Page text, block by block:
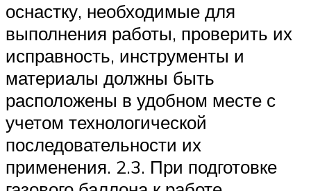
оснастку, необходимые для
выполнения работы, проверить их
исправность, инструменты и
материалы должны быть
расположены в удобном месте с
учетом технологической
последовательности их
применения. 2.3. При подготовке